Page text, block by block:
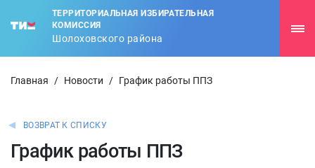
ТЕРРИТОРИАЛЬНАЯ ИЗБИРАТЕЛЬНАЯ
КОМИССИЯ
Шолоховского района
Главная / Новости / График работы ППЗ
ВОЗВРАТ К СПИСКУ
График работы ППЗ